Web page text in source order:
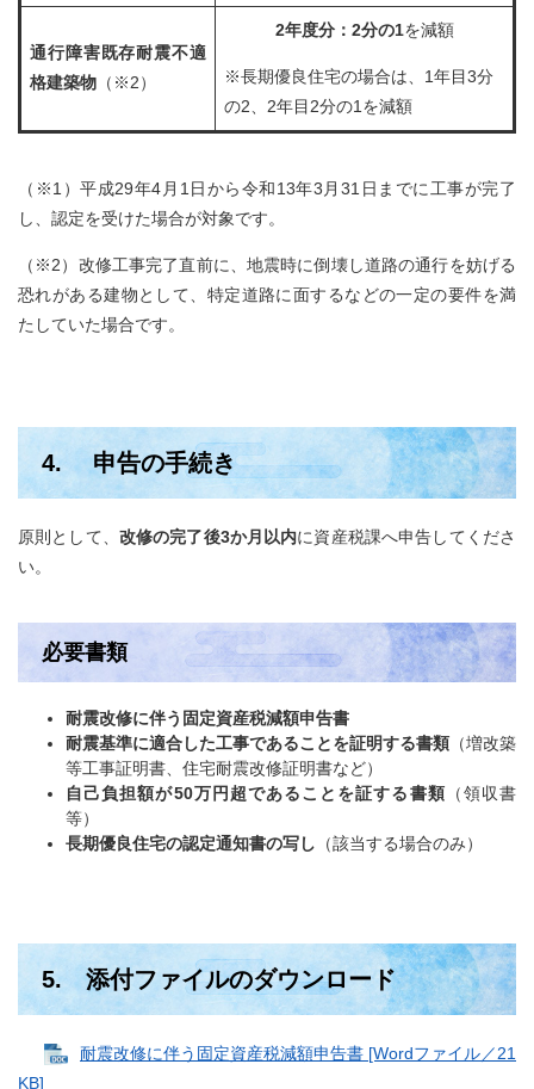
通行障害既存耐震不適
格建築物 （※2）
2年度分：2分の1を減額
※長期優良住宅の場合は、1年目3分
の2、2年目2分の1を減額
（※1）平成29年4月1日から令和13年3月31日までに工事が完了
し、認定を受けた場合が対象です。
（※2）改修工事完了直前に、地震時に倒壊し道路の通行を妨げる
恐れがある建物として、特定道路に面するなどの一定の要件を満
たしていた場合です。
4. 申告の手続き
原則として、 改修の完了後3か月以内に資産税課へ申告してくださ
い。
必要書類
耐震改修に伴う固定資産税減額申告書
耐震基準に適合した工事であることを証明する書類 （増改築
等工事証明書、住宅耐震改修証明書など）
自己負担額が50万円超であることを証する書類 （領収書
等）
長期優良住宅の認定通知書の写し （該当する場合のみ）
5. 添付ファイルのダウンロード
耐震改修に伴う固定資産税減額申告書 [Wordファイル／21
KB]